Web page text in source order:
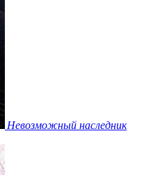
Невозможный наследник